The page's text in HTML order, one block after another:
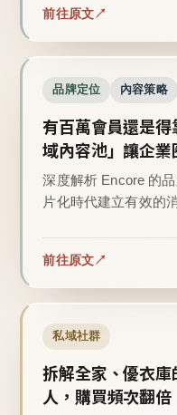
前往原文
品牌定位 內容策略
有百萬會員還是
域內容池」讓企
深度解析 Encore 的
片化時代建立有效的
前往原文
私域社群
拆解全家、優衣
人，購買頻次翻倍